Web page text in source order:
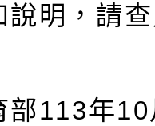
說明，請
部113年